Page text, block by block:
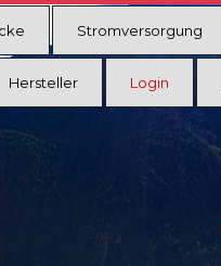
Stromversorgung
Hersteller Login